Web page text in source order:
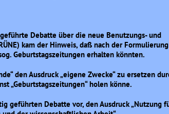
Debatte über die neue Benutzungs- und
kam der Hinweis, daß nach der
Geburtstagszeitungen erhalten könnten.
den Ausdruck „eigene Zwecke“ zu ersetzen
„Geburtstagszeitungen“ holen könne.
geführten Debatte vor, den Ausdruck „Nutzung